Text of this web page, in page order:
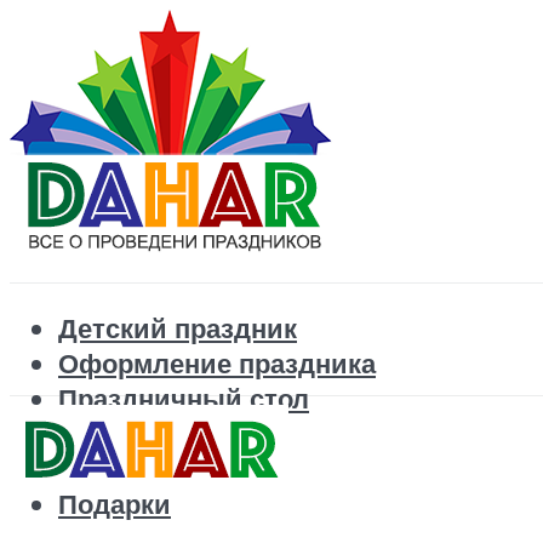
Детский праздник
Оформление праздника
Праздничный стол
Корпоратив
Поздравления
Подарки